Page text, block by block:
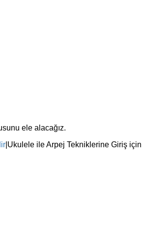
ele alacağız.
Ukulele ile Arpej Tekniklerine Giriş için